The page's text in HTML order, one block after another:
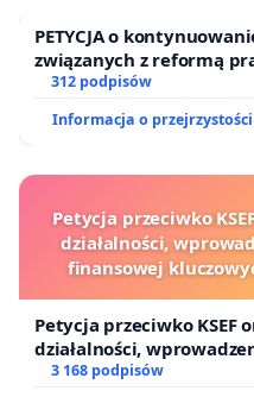
treści.
Decyzję o
Marcin Pulit, powołany
OFF Radia Kraków.
„eksperymentem
„kreowany przez AI
do osób z tzw.
potrzeby i
nich tematy, analizować
co myślą, jak
PETYCJA o
związanych z reformą
312 podpisów
Informacja o przejrzystości
Petycja przeciwko
działalności,
finansowej
Petycja przeciwko KSEF
działalności,
finansowej kluczowych
3 168 podpisów